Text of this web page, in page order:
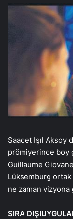
Saadet Işıl Aksoy
prömiyerinde boy
Guillaume
Lüksemburg ortak
ne zaman
SIRA DIŞI